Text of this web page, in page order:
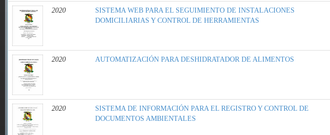
2020
SISTEMA WEB PARA EL SEGUIMIENTO DE INSTALACIONES
DOMICILIARIAS Y CONTROL DE HERRAMIENTAS
2020 AUTOMATIZACIÓN PARA DESHIDRATADOR DE ALIMENTOS
2020
SISTEMA DE INFORMACIÓN PARA EL REGISTRO Y CONTROL DE
DOCUMENTOS AMBIENTALES